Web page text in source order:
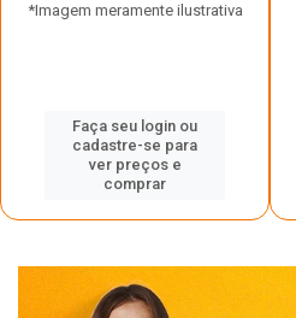
*Imagem meramente ilustrativa
Faça seu login ou
cadastre-se para
ver preços e
comprar